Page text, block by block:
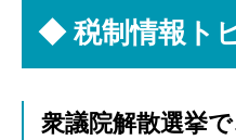
◆ 税制情報ト
衆議院解散選挙